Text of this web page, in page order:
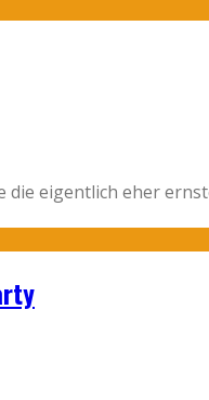
eigentlich eher